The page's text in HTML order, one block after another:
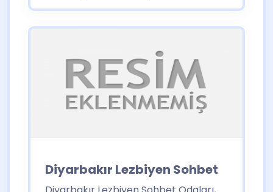
Diyarbakır Lezbiyen Sohbet